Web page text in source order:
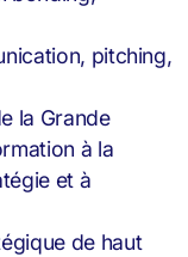
pitching,
la Grande
à la
et à
de haut